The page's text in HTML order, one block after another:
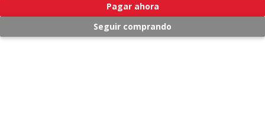
Pagar ahora
Seguir comprando